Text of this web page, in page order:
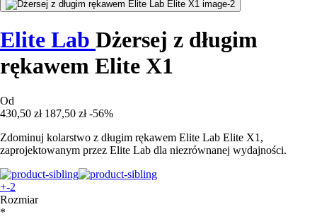
Elite Lab Dżersej z długim
rękawem Elite X1
Od
430,50 zł 187,50 zł -56%
Zdominuj kolarstwo z długim rękawem Elite Lab Elite X1,
zaprojektowanym przez Elite Lab dla niezrównanej wydajności.
+-2
Rozmiar
*